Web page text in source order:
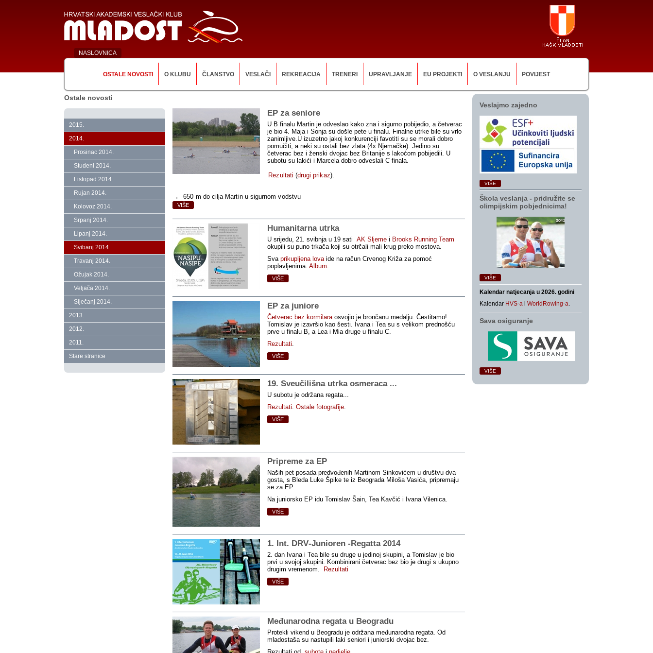
NASLOVNICA
OSTALE NOVOSTI O KLUBU ČLANSTVO VESLAČI REKREACIJA TRENERI UPRAVLJANJE EU PROJEKTI O VESLANJU POVIJEST
Ostale novosti
2015.
2014.
Prosinac 2014.
Studeni 2014.
Listopad 2014.
Rujan 2014.
Kolovoz 2014.
Srpanj 2014.
Lipanj 2014.
Svibanj 2014.
Travanj 2014.
Ožujak 2014.
Veljača 2014.
Siječanj 2014.
2013.
2012.
2011.
Stare stranice
EP za seniore
U B finalu Martin je odveslao kako zna i sigurno pobijedio, a četverac
je bio 4. Maja i Sonja su došle pete u finalu. Finalne utrke bile su vrlo
zanimljive.U izuzetno jakoj konkurenciji favotiti su se morali dobro
pomučiti, a neki su ostali bez zlata (4x Njemačke). Jedino su
četverac bez i ženski dvojac bez Britanije s lakoćom pobijedili. U
subotu su lakići i Marcela dobro odveslali C finala.
Rezultati (drugi prikaz).
← 650 m do cilja Martin u sigurnom vodstvu
VIŠE
Humanitarna utrka
U srijedu, 21. svibnja u 19 sati AK Sljeme i Brooks Running Team
okupili su puno trkača koji su otrčali mali krug preko mostova.
Sva prikupljena lovaide na račun Crvenog Križa za pomoć
poplavljenima. Album.
VIŠE
EP za juniore
Četverac bez kormilaraosvojio je brončanu medalju. Čestitamo!
Tomislav je izavršio kao šesti. Ivana i Tea su s velikom prednošću
prve u finalu B, a Lea i Mia druge u finalu C.
Rezultati.
VIŠE
19. Sveučilišna utrka osmeraca ...
U subotu je održana regata...
Rezultati. Ostale fotografije.
VIŠE
Pripreme za EP
Naših pet posada predvođenih Martinom Sinkovićem u društvu dva
gosta, s Bleda Luke Špike te iz Beograda Miloša Vasića, pripremaju
se za EP.
Na juniorsko EP idu Tomislav Šain, Tea Kavčić i Ivana Vilenica.
VIŠE
1. Int. DRV‑Junioren ‑Regatta 2014
2. dan Ivana i Tea bile su druge u jedinoj skupini, a Tomislav je bio
prvi u svojoj skupini. Kombinirani četverac bez bio je drugi s ukupno
drugim vremenom.
Rezultati
VIŠE
Međunarodna regata u Beogradu
Protekli vikend u Beogradu je održana međunarodna regata. Od
mladostaša su nastupili laki seniori i juniorski dvojac bez.
Veslajmo zajedno
VIŠE
Škola veslanja ‑ pridružite se
olimpijskim pobjednicima!
VIŠE
Kalendar natjecanja u 2026. godini
Kalendar HVS-a i WorldRowing-a.
Sava osiguranje
VIŠE